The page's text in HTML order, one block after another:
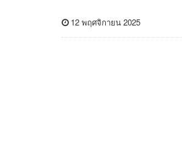
12 พฤศจิกายน 2025